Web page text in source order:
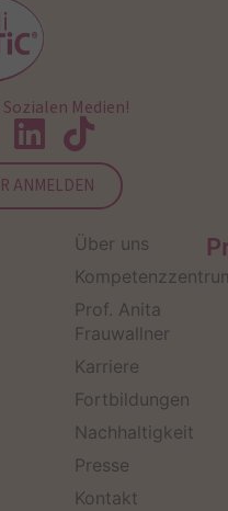
Medien!
ANMELDEN
Über uns
Prof. Anita
Frauwallner
Karriere
Fortbildungen
Nachhaltigkeit
Presse
Kontakt